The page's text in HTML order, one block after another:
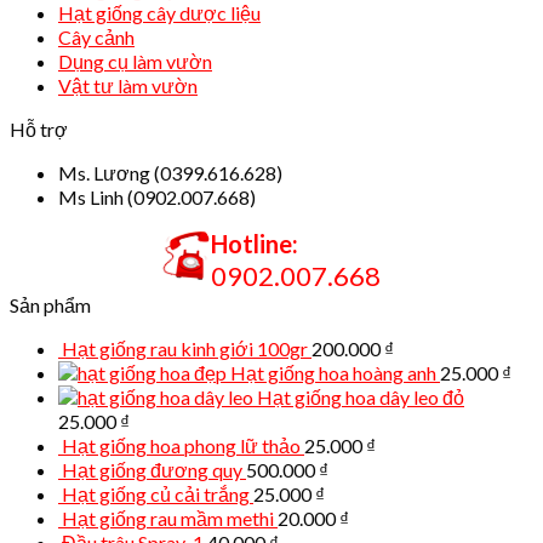
Hạt giống cây dược liệu
Cây cảnh
Dụng cụ làm vườn
Vật tư làm vườn
Hỗ trợ
Ms. Lương (0399.616.628)
Ms Linh (0902.007.668)
Hotline:
0902.007.668
Sản phẩm
Hạt giống rau kinh giới 100gr 200.000₫
Hạt giống hoa hoàng anh 25.000₫
Hạt giống hoa dây leo đỏ
25.000₫
Hạt giống hoa phong lữ thảo 25.000₫
Hạt giống đương quy 500.000₫
Hạt giống củ cải trắng 25.000₫
Hạt giống rau mầm methi 20.000₫